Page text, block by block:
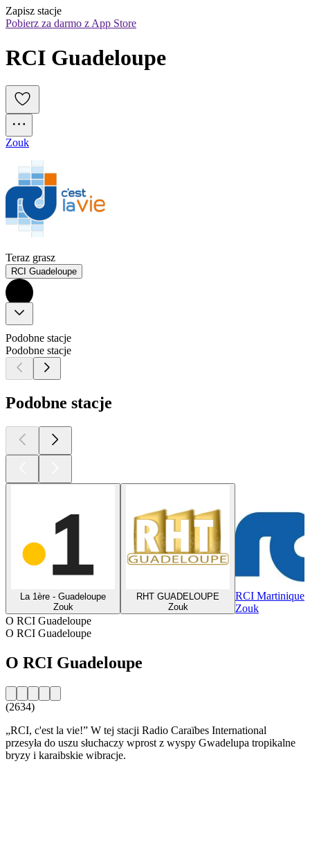
Zapisz stacje
Pobierz za darmo z App Store
RCI Guadeloupe
Zouk
Teraz grasz
RCI Guadeloupe
Podobne stacje
Podobne stacje
Podobne stacje
La 1ère - Guadeloupe
Zouk
RHT GUADELOUPE
Zouk
RCI Martinique
Zouk
O RCI Guadeloupe
O RCI Guadeloupe
O RCI Guadeloupe
(2634)
„RCI, c'est la vie!” W tej stacji Radio Caraïbes International
przesyła do uszu słuchaczy wprost z wyspy Gwadelupa tropikalne
bryzy i karaibskie wibracje.